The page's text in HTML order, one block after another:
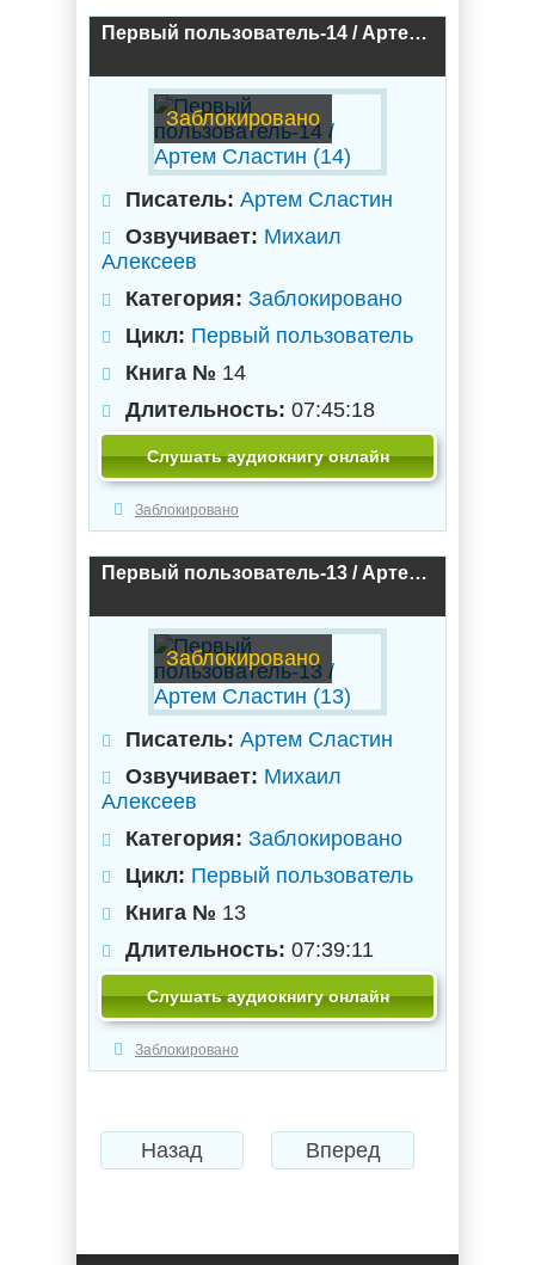
Первый пользователь-14 / Артем Сластин (14)
Заблокировано
Писатель: Артем Сластин
Озвучивает: Михаил
Алексеев
Категория: Заблокировано
Цикл: Первый пользователь
Книга № 14
Длительность: 07:45:18
Слушать аудиокнигу онлайн
Заблокировано
Первый пользователь-13 / Артем Сластин (13)
Заблокировано
Писатель: Артем Сластин
Озвучивает: Михаил
Алексеев
Категория: Заблокировано
Цикл: Первый пользователь
Книга № 13
Длительность: 07:39:11
Слушать аудиокнигу онлайн
Заблокировано
Назад Вперед